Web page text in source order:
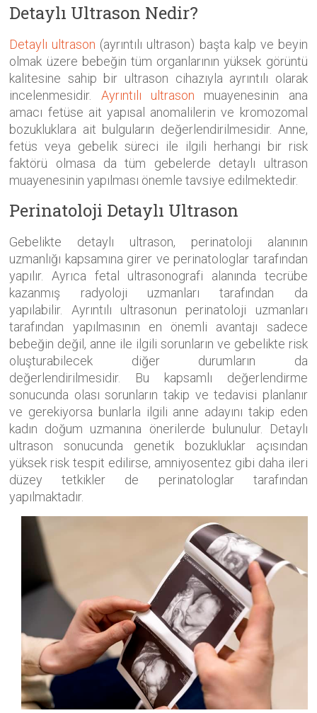
Detaylı Ultrason Nedir?
Detaylı ultrason (ayrıntılı ultrason) başta kalp ve beyin
olmak üzere bebeğin tüm organlarının yüksek görüntü
kalitesine sahip bir ultrason cihazıyla ayrıntılı olarak
incelenmesidir. Ayrıntılı ultrason muayenesinin ana
amacı fetüse ait yapısal anomalilerin ve kromozomal
bozukluklara ait bulguların değerlendirilmesidir. Anne,
fetüs veya gebelik süreci ile ilgili herhangi bir risk
faktörü olmasa da tüm gebelerde detaylı ultrason
muayenesinin yapılması önemle tavsiye edilmektedir.
Perinatoloji Detaylı Ultrason
Gebelikte detaylı ultrason, perinatoloji alanının
uzmanlığı kapsamına girer ve perinatologlar tarafından
yapılır. Ayrıca fetal ultrasonografi alanında tecrübe
kazanmış radyoloji uzmanları tarafından da
yapılabilir. Ayrıntılı ultrasonun perinatoloji uzmanları
tarafından yapılmasının en önemli avantajı sadece
bebeğin değil, anne ile ilgili sorunların ve gebelikte risk
oluşturabilecek diğer durumların da
değerlendirilmesidir. Bu kapsamlı değerlendirme
sonucunda olası sorunların takip ve tedavisi planlanır
ve gerekiyorsa bunlarla ilgili anne adayını takip eden
kadın doğum uzmanına önerilerde bulunulur. Detaylı
ultrason sonucunda genetik bozukluklar açısından
yüksek risk tespit edilirse, amniyosentez gibi daha ileri
düzey tetkikler de perinatologlar tarafından
yapılmaktadır.